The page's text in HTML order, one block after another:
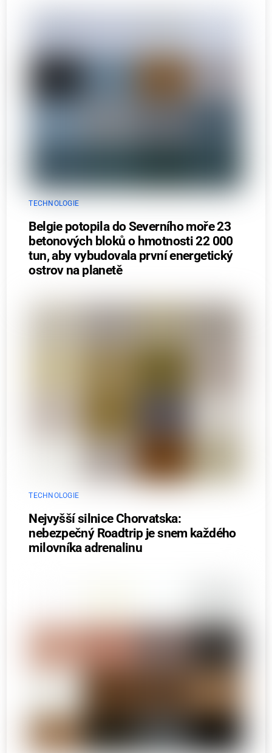
TECHNOLOGIE
Belgie potopila do Severního moře 23
betonových bloků o hmotnosti 22 000
tun, aby vybudovala první energetický
ostrov na planetě
TECHNOLOGIE
Nejvyšší silnice Chorvatska:
nebezpečný Roadtrip je snem každého
milovníka adrenalinu